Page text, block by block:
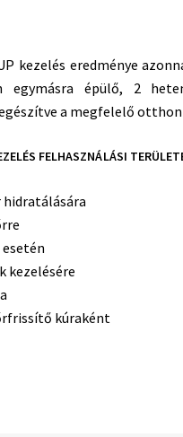
kezelés eredménye
egymásra épülő, 2
a megfelelő
FELHASZNÁLÁSI
kezelésére
kúraként